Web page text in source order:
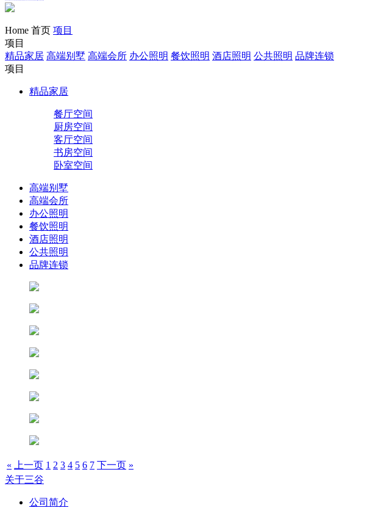
Home 首页 项目
项目
精品家居 高端别墅 高端会所 办公照明 餐饮照明 酒店照明 公共照明 品牌连锁
项目
精品家居
餐厅空间
厨房空间
客厅空间
书房空间
卧室空间
高端别墅
高端会所
办公照明
餐饮照明
酒店照明
公共照明
品牌连锁
« 上一页 1 2 3 4 5 6 7 下一页 »
关于三谷
公司简介